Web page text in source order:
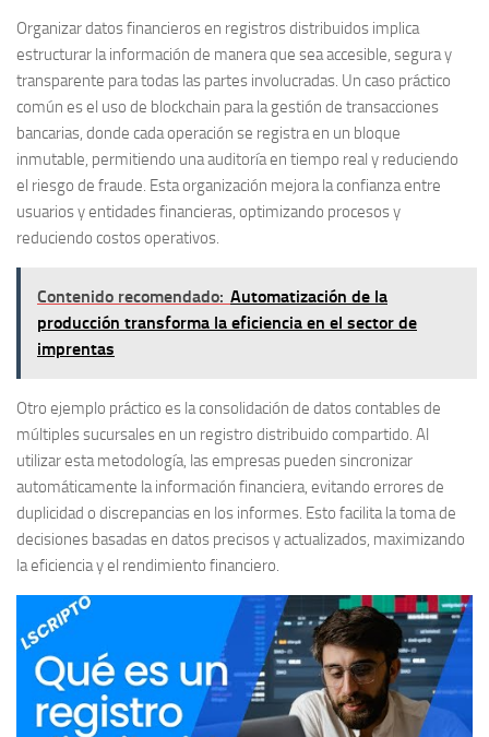
Organizar datos financieros en registros distribuidos implica
estructurar la información de manera que sea accesible, segura y
transparente para todas las partes involucradas. Un caso práctico
común es el uso de blockchain para la gestión de transacciones
bancarias, donde cada operación se registra en un bloque
inmutable, permitiendo una auditoría en tiempo real y reduciendo
el riesgo de fraude. Esta organización mejora la confianza entre
usuarios y entidades financieras, optimizando procesos y
reduciendo costos operativos.
Contenido recomendado: Automatización de la
producción transforma la eficiencia en el sector de
imprentas
Otro ejemplo práctico es la consolidación de datos contables de
múltiples sucursales en un registro distribuido compartido. Al
utilizar esta metodología, las empresas pueden sincronizar
automáticamente la información financiera, evitando errores de
duplicidad o discrepancias en los informes. Esto facilita la toma de
decisiones basadas en datos precisos y actualizados, maximizando
la eficiencia y el rendimiento financiero.